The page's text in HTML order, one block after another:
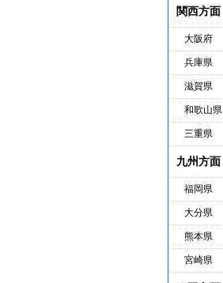
関西方面
大阪府
兵庫県
滋賀県
和歌山県
三重県
九州方面
福岡県
大分県
熊本県
宮崎県